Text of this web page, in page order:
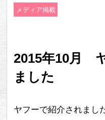
メディア掲載
2015年10月
ました
ヤフーで紹介されまし